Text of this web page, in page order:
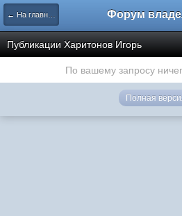
← На главную
Публикации Харитонов Игорь
По вашему запросу
Полная